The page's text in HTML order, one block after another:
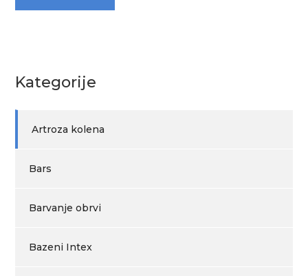
Kategorije
Artroza kolena
Bars
Barvanje obrvi
Bazeni Intex